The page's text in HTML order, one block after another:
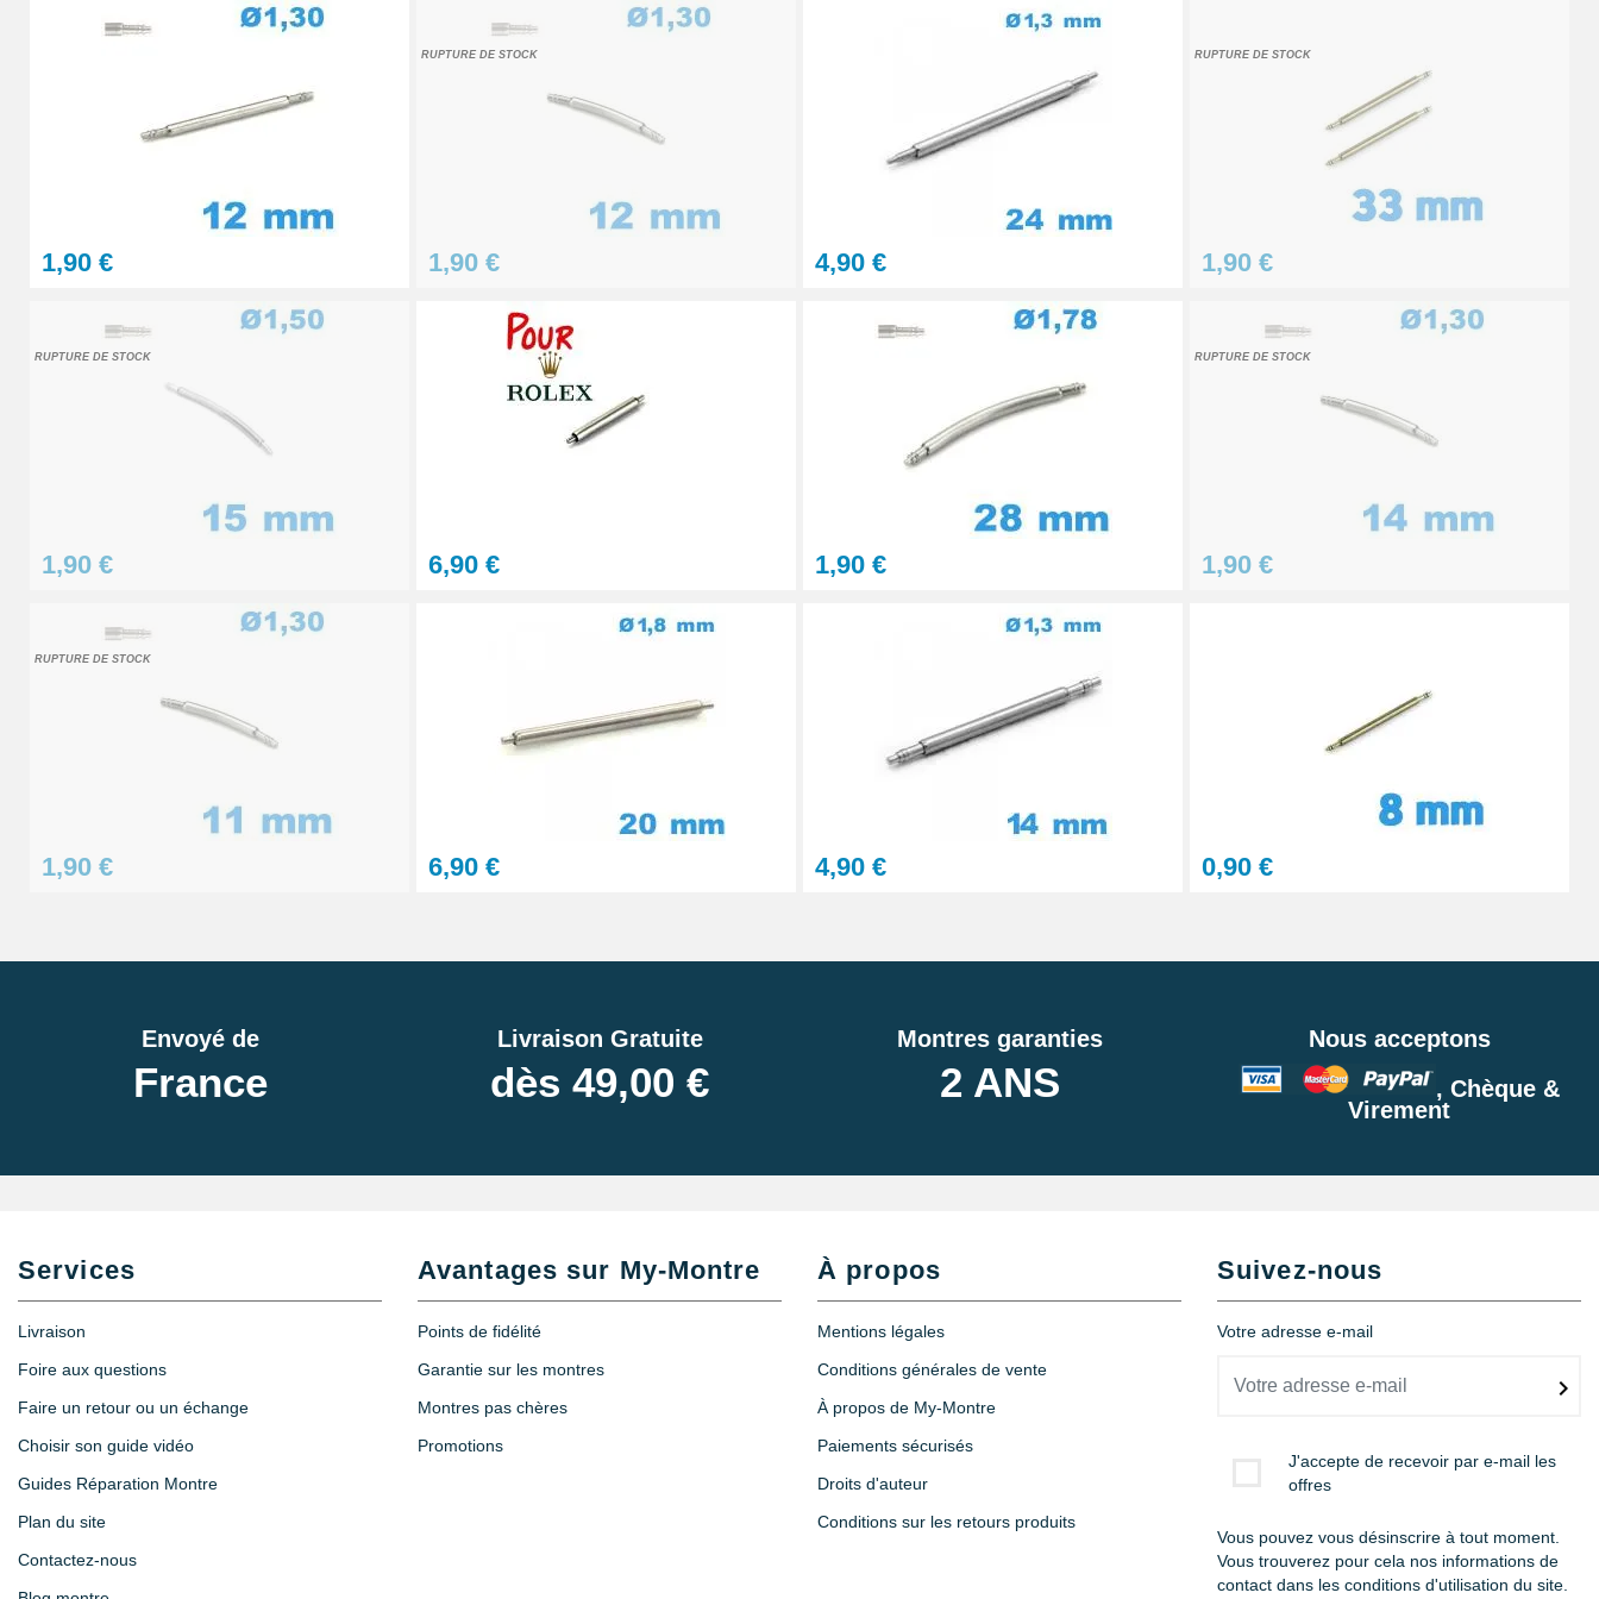
7,90 €
Outil pointeau de pose suisse professionnel BERGEON
28,90 €
Ajouter au panier
Pointeau de Pose Tête Interchangeable
Kit Réparation Montre Multifonction
23,90 €
1,90 €
RUPTURE DE STOCK
1,90 € 4,90 €
RUPTURE DE STOCK
1,90 €
RUPTURE DE STOCK
1,90 € 6,90 € 1,90 €
RUPTURE DE STOCK
1,90 €
RUPTURE DE STOCK
1,90 € 6,90 € 4,90 € 0,90 €
Envoyé de
France
Livraison Gratuite
dès 49,00 €
Montres garanties
2 ANS
Nous acceptons
, Chèque &
Virement
Services
Livraison
Foire aux questions
Faire un retour ou un échange
Choisir son guide vidéo
Guides Réparation Montre
Plan du site
Contactez-nous
Avantages sur My-Montre
Points de fidélité
Garantie sur les montres
Montres pas chères
Promotions
À propos
Mentions légales
Conditions générales de vente
À propos de My-Montre
Paiements sécurisés
Droits d'auteur
Conditions sur les retours produits
Suivez-nous
Votre adresse e-mail
J'accepte de recevoir par e-mail les
offres
Vous pouvez vous désinscrire à tout moment.
Vous trouverez pour cela nos informations de
contact dans les conditions d'utilisation du site.